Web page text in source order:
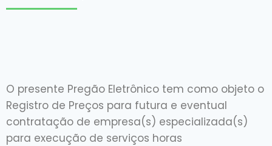
O presente Pregão Eletrônico tem como objeto o
Registro de Preços para futura e eventual
contratação de empresa(s) especializada(s)
para execução de serviços horas